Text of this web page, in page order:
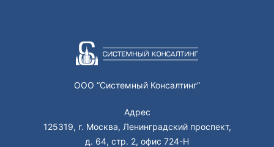
ООО “Системный Консалтинг”
Адрес
125319, г. Москва, Ленинградский проспект,
д. 64, стр. 2, офис 724-Н